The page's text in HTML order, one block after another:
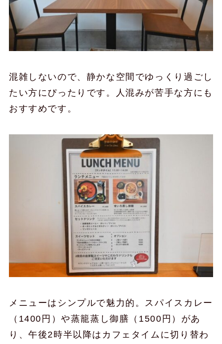
混雑しないので、静かな空間でゆっくり過ごし
たい方にぴったりです。人混みが苦手な方にも
おすすめです。
メニューはシンプルで魅力的。スパイスカレー
（1400円）や蒸籠蒸し御膳（1500円）があ
り、午後2時半以降はカフェタイムに切り替わ